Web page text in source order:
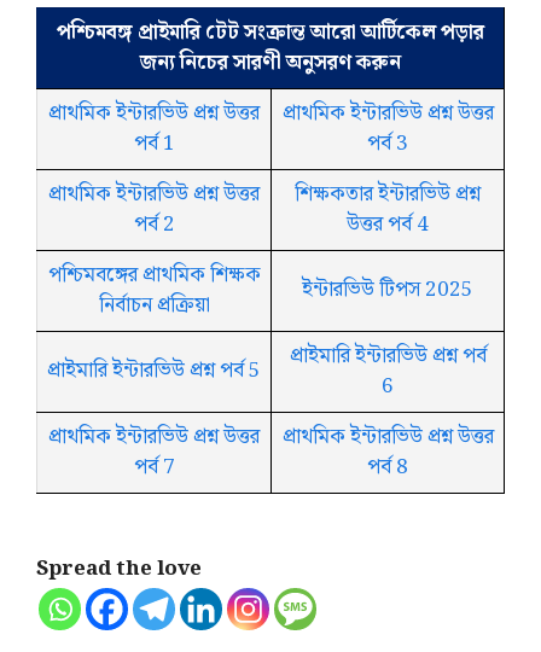
পশ্চিমবঙ্গ প্রাইমারি টেট সংক্রান্ত আরো আর্টিকেল পড়ার
জন্য নিচের সারণী অনুসরণ করুন
প্রাথমিক ইন্টারভিউ প্রশ্ন উত্তর
পর্ব 1
প্রাথমিক ইন্টারভিউ প্রশ্ন উত্তর
পর্ব 3
প্রাথমিক ইন্টারভিউ প্রশ্ন উত্তর
পর্ব 2
শিক্ষকতার ইন্টারভিউ প্রশ্ন
উত্তর পর্ব 4
পশ্চিমবঙ্গের প্রাথমিক শিক্ষক
নির্বাচন প্রক্রিয়া
ইন্টারভিউ টিপস 2025
প্রাইমারি ইন্টারভিউ প্রশ্ন পর্ব 5
প্রাইমারি ইন্টারভিউ প্রশ্ন পর্ব
6
প্রাথমিক ইন্টারভিউ প্রশ্ন উত্তর
পর্ব 7
প্রাথমিক ইন্টারভিউ প্রশ্ন উত্তর
পর্ব 8
Spread the love